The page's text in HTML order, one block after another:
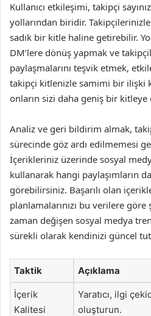
Kullanıcı etkileşimi, takipçi
yollarından biridir.
sadık bir kitle haline getirebilir.
DM’lere dönüş yapmak ve
paylaşmalarını teşvik etmek,
takipçi kitlenizle samimi bir ilişki
onların sizi daha geniş bir kitleye
Analiz ve geri bildirim almak,
sürecinde göz ardı edilmemesi
İçerikleriniz üzerinde sosyal
kullanarak hangi paylaşımların
görebilirsiniz. Başarılı olan
planlamalarınızı bu verilere
zaman değişen sosyal medya
sürekli olarak kendinizi güncel
Taktik Açıklama
İçerik
Kalitesi
Yaratıcı, ilgi
oluşturun.